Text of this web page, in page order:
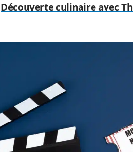
Découverte culinaire avec